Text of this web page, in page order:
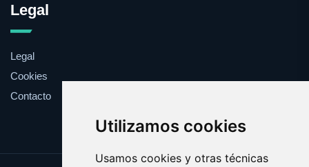
Utilizamos cookies
Usamos cookies y otras técnicas
Legal
Legal
Cookies
Contacto